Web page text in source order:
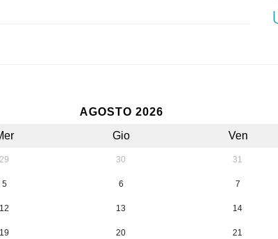
AGOSTO 2026
Gio Ven
29 30 31
5 6 7
12 13 14
19 20 21